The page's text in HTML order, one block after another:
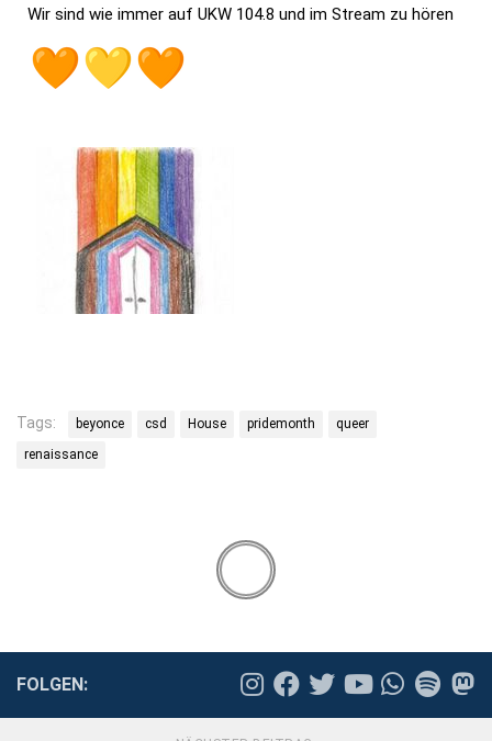
Wir sind wie immer auf UKW 104.8 und im Stream zu hören
Tags: beyonce csd House pridemonth
queer
renaissance
FOLGEN: